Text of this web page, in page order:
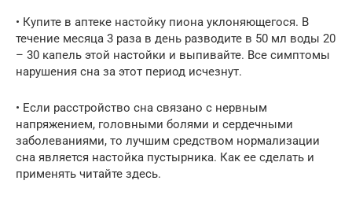
• Купите в аптеке настойку пиона уклоняющегося. В
течение месяца 3 раза в день разводите в 50 мл воды 20
– 30 капель этой настойки и выпивайте. Все симптомы
нарушения сна за этот период исчезнут.
• Если расстройство сна связано с нервным
напряжением, головными болями и сердечными
заболеваниями, то лучшим средством нормализации
сна является настойка пустырника. Как ее сделать и
применять читайте здесь.